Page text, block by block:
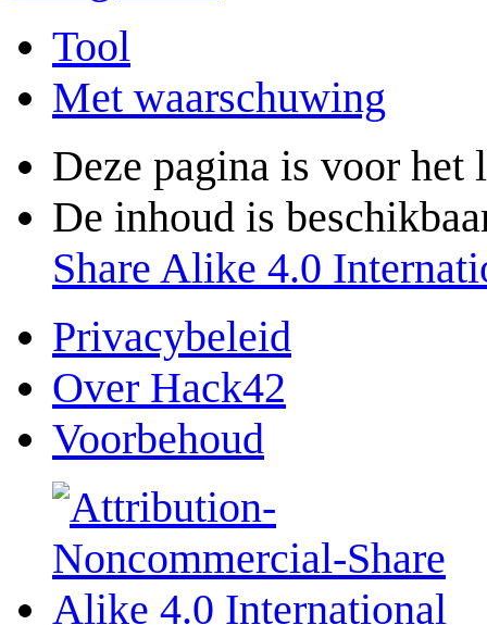
Tool
Met waarschuwing
Deze pagina is voor het
De inhoud is
Share Alike 4.0
Privacybeleid
Over Hack42
Voorbehoud